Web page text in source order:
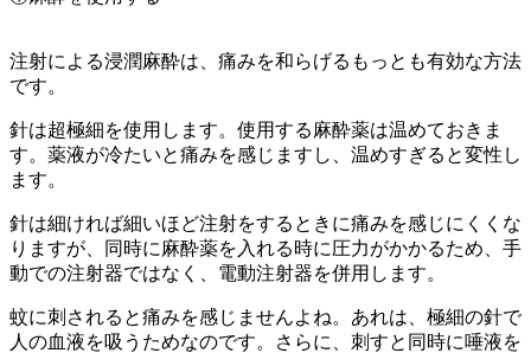
注射による浸潤麻酔は、痛みを和らげるもっとも有効な方法
です。
針は超極細を使用します。使用する麻酔薬は温めておきま
す。薬液が冷たいと痛みを感じますし、温めすぎると変性し
ます。
針は細ければ細いほど注射をするときに痛みを感じにくくな
りますが、同時に麻酔薬を入れる時に圧力がかかるため、手
動での注射器ではなく、電動注射器を併用します。
蚊に刺されると痛みを感じませんよね。あれは、極細の針で
人の血液を吸うためなのです。さらに、刺すと同時に唾液を